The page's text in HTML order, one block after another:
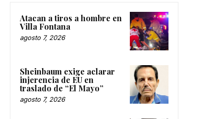
Atacan a tiros a hombre en
Villa Fontana
agosto 7, 2026
Sheinbaum exige aclarar
injerencia de EU en
traslado de “El Mayo”
agosto 7, 2026